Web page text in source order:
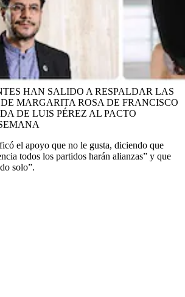
HAN SALIDO A RESPALDAR LAS
MARGARITA ROSA DE FRANCISCO
DE LUIS PÉREZ AL PACTO
el apoyo que no le gusta, diciendo que
todos los partidos harán alianzas” y que
solo”.